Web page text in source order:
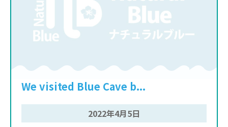
We visited Blue Cave b...
2022年4月5日